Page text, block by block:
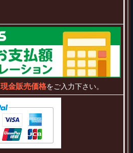
現金販売価格をご入力下さい。